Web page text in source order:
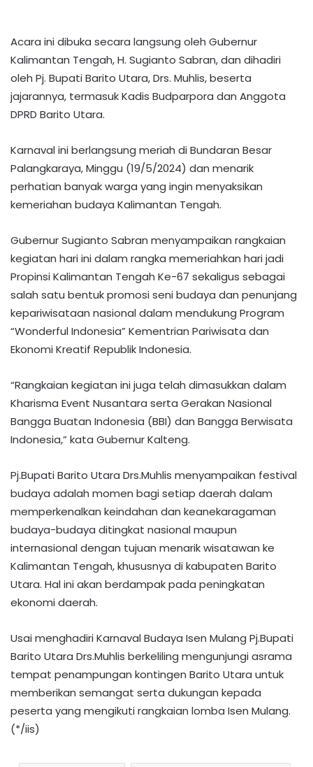
Acara ini dibuka secara langsung oleh Gubernur
Kalimantan Tengah, H. Sugianto Sabran, dan dihadiri
oleh Pj. Bupati Barito Utara, Drs. Muhlis, beserta
jajarannya, termasuk Kadis Budparpora dan Anggota
DPRD Barito Utara.
Karnaval ini berlangsung meriah di Bundaran Besar
Palangkaraya, Minggu (19/5/2024) dan menarik
perhatian banyak warga yang ingin menyaksikan
kemeriahan budaya Kalimantan Tengah.
Gubernur Sugianto Sabran menyampaikan rangkaian
kegiatan hari ini dalam rangka memeriahkan hari jadi
Propinsi Kalimantan Tengah Ke-67 sekaligus sebagai
salah satu bentuk promosi seni budaya dan penunjang
kepariwisataan nasional dalam mendukung Program
“Wonderful Indonesia” Kementrian Pariwisata dan
Ekonomi Kreatif Republik Indonesia.
“Rangkaian kegiatan ini juga telah dimasukkan dalam
Kharisma Event Nusantara serta Gerakan Nasional
Bangga Buatan Indonesia (BBI) dan Bangga Berwisata
Indonesia,” kata Gubernur Kalteng.
Pj.Bupati Barito Utara Drs.Muhlis menyampaikan festival
budaya adalah momen bagi setiap daerah dalam
memperkenalkan keindahan dan keanekaragaman
budaya-budaya ditingkat nasional maupun
internasional dengan tujuan menarik wisatawan ke
Kalimantan Tengah, khususnya di kabupaten Barito
Utara. Hal ini akan berdampak pada peningkatan
ekonomi daerah.
Usai menghadiri Karnaval Budaya Isen Mulang Pj.Bupati
Barito Utara Drs.Muhlis berkeliling mengunjungi asrama
tempat penampungan kontingen Barito Utara untuk
memberikan semangat serta dukungan kepada
peserta yang mengikuti rangkaian lomba Isen Mulang.
(*/iis)